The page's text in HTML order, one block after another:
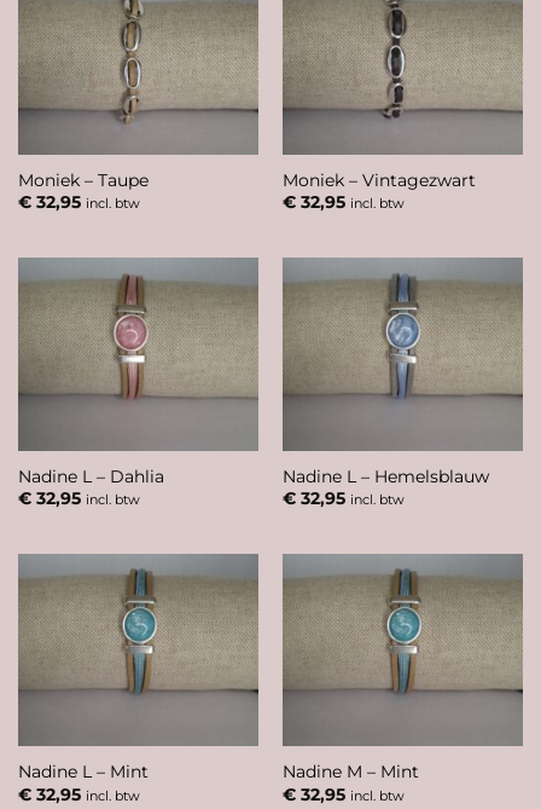
Moniek – Taupe
€32,95 incl. btw
Moniek – Vintagezwart
€32,95 incl. btw
Nadine L – Dahlia
€32,95 incl. btw
Nadine L – Hemelsblauw
€32,95 incl. btw
Nadine L – Mint
€32,95 incl. btw
Nadine M – Mint
€32,95 incl. btw